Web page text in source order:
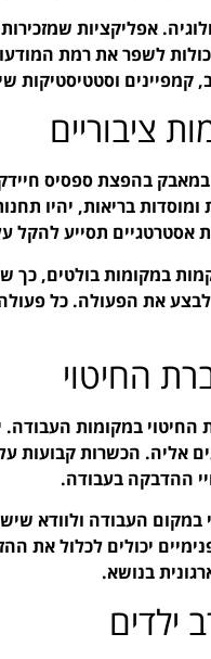
אפליקציות
לשפר את רמת
וסטטיסטיקות
ציבוריים
בהפצת ספסיס
בריאות, יהיו
אסטרטגיים תסייע
במקומות בולטים, כך
לבצע את הפעולה. כל
החיטוי
במקומות העבודה.
אליה. הכשרות קבועות
ההדבקה בעבודה.
העבודה ולוודא
יכולים לכלול את
בנושא.
ילדים